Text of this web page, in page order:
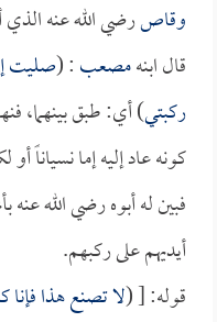
وقاصرضي الله عنه
قال ابنهمصعب: (صليت
ركبتي) أي: طبق بينهما،
كونه عاد إليه إما نسياناً
فبين له أبوه رضي الله
أيديهم على ركبهم.
قوله: [ (لا تصنع هذا فإنا